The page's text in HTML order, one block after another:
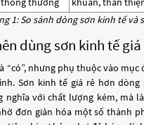
1: So sánh dòng sơn kinh tế và
dùng sơn kinh tế giá
“có”, nhưng phụ thuộc vào mục
Sơn kinh tế giá rẻ hơn dòng
nghĩa với chất lượng kém, mà
đơn giản hóa một số thành